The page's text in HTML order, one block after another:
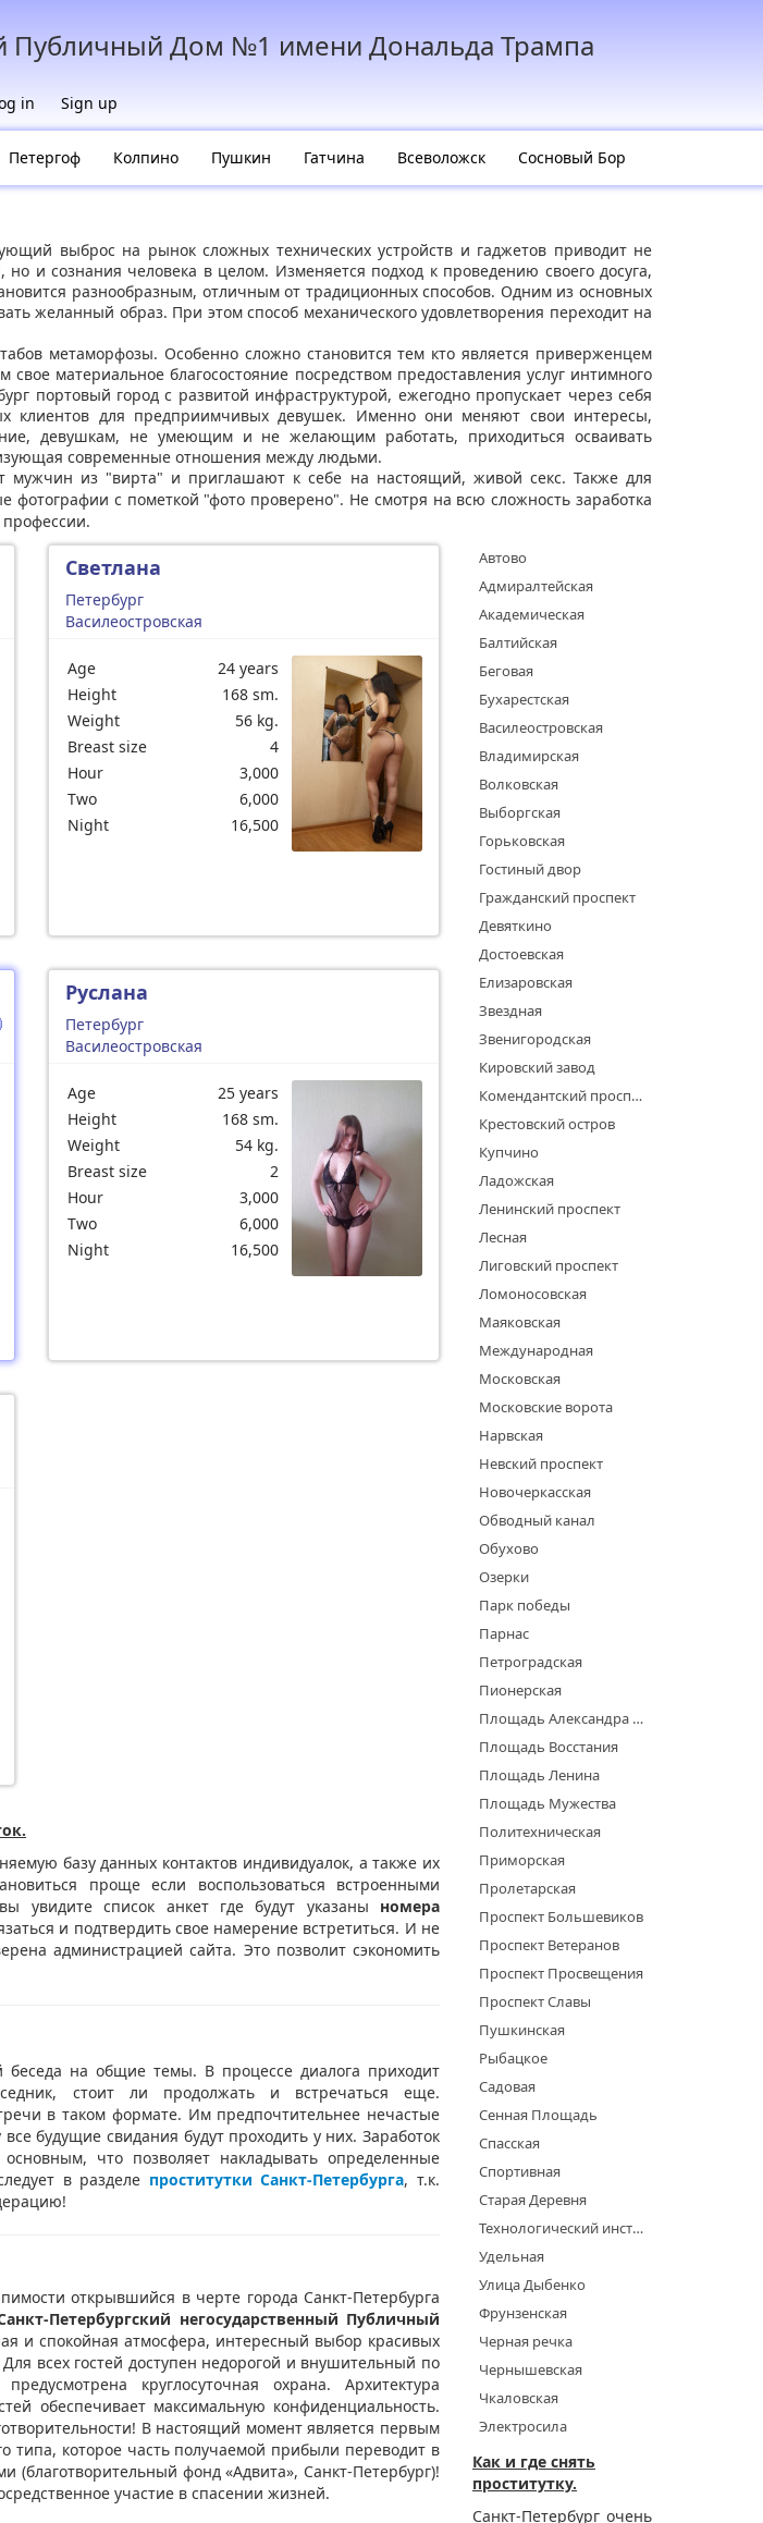
Публичный Дом №1 имени Дональда Трампа
in Sign up
Петергоф Колпино Пушкин Гатчина Всеволожск Сосновый Бор
выброс на рынок сложных технических устройств и гаджетов приводит не
и сознания человека в целом. Изменяется подход к проведению своего досуга,
разнообразным, отличным от традиционных способов. Одним из основных
желанный образ. При этом способ механического удовлетворения переходит на
метаморфозы. Особенно сложно становится тем кто является приверженцем
материальное благосостояние посредством предоставления услуг интимного
портовый город с развитой инфраструктурой, ежегодно пропускает через себя
клиентов для предприимчивых девушек. Именно они меняют свои интересы,
девушкам, не умеющим и не желающим работать, приходиться осваивать
современные отношения между людьми.
мужчин из "вирта" и приглашают к себе на настоящий, живой секс. Также для
с пометкой "фото проверено". Не смотря на всю сложность заработка
Светлана
Петербург
Василеостровская
Age
24 years
Height
168 sm.
Weight
56 kg.
Breast size
4
Hour
3,000
Two
6,000
Night
16,500
Руслана
Петербург
Василеостровская
Age
25 years
Height
168 sm.
Weight
54 kg.
Breast size
2
Hour
3,000
Two
6,000
Night
16,500
базу данных контактов индивидуалок, а также их
проще если воспользоваться встроенными
увидите список анкет где будут указаны номера
и подтвердить свое намерение встретиться. И не
администрацией сайта. Это позволит сэкономить
беседа на общие темы. В процессе диалога приходит
стоит ли продолжать и встречаться еще.
в таком формате. Им предпочтительнее нечастые
будущие свидания будут проходить у них. Заработок
что позволяет накладывать определенные
в разделе проститутки Санкт-Петербурга, т.к.
открывшийся в черте города Санкт-Петербурга
Петербургский негосударственный Публичный
и спокойная атмосфера, интересный выбор красивых
всех гостей доступен недорогой и внушительный по
круглосуточная охрана. Архитектура
обеспечивает максимальную конфиденциальность.
В настоящий момент является первым
типа, которое часть получаемой прибыли переводит в
(благотворительный фонд «Адвита», Санкт-Петербург)!
участие в спасении жизней.
Автово
Адмиралтейская
Академическая
Балтийская
Беговая
Бухарестская
Василеостровская
Владимирская
Волковская
Выборгская
Горьковская
Гостиный двор
Гражданский проспект
Девяткино
Достоевская
Елизаровская
Звездная
Звенигородская
Кировский завод
Комендантский проспект
Крестовский остров
Купчино
Ладожская
Ленинский проспект
Лесная
Лиговский проспект
Ломоносовская
Маяковская
Международная
Московская
Московские ворота
Нарвская
Невский проспект
Новочеркасская
Обводный канал
Обухово
Озерки
Парк победы
Парнас
Петроградская
Пионерская
Площадь Александра Невского
Площадь Восстания
Площадь Ленина
Площадь Мужества
Политехническая
Приморская
Пролетарская
Проспект Большевиков
Проспект Ветеранов
Проспект Просвещения
Проспект Славы
Пушкинская
Рыбацкое
Садовая
Сенная Площадь
Спасская
Спортивная
Старая Деревня
Технологический институт
Удельная
Улица Дыбенко
Фрунзенская
Черная речка
Чернышевская
Чкаловская
Электросила
Как и где снять
проститутку.
Санкт-Петербург очень